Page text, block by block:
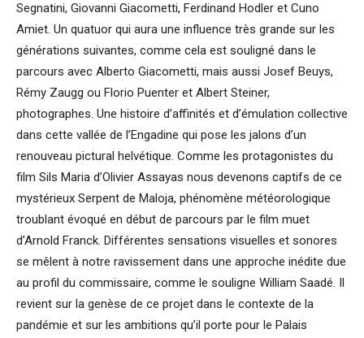
Segnatini, Giovanni Giacometti, Ferdinand Hodler et Cuno
Amiet. Un quatuor qui aura une influence très grande sur les
générations suivantes, comme cela est souligné dans le
parcours avec Alberto Giacometti, mais aussi Josef Beuys,
Rémy Zaugg ou Florio Puenter et Albert Steiner,
photographes. Une histoire d’affinités et d’émulation collective
dans cette vallée de l’Engadine qui pose les jalons d’un
renouveau pictural helvétique. Comme les protagonistes du
film Sils Maria d’Olivier Assayas nous devenons captifs de ce
mystérieux Serpent de Maloja, phénomène météorologique
troublant évoqué en début de parcours par le film muet
d’Arnold Franck. Différentes sensations visuelles et sonores
se mêlent à notre ravissement dans une approche inédite due
au profil du commissaire, comme le souligne William Saadé. Il
revient sur la genèse de ce projet dans le contexte de la
pandémie et sur les ambitions qu’il porte pour le Palais